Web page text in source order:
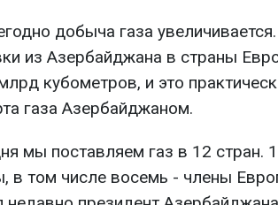
добыча газа
из Азербайджана в страны
кубометров, и это
газа Азербайджаном.
мы поставляем газ в 12 стран.
в том числе восемь - члены